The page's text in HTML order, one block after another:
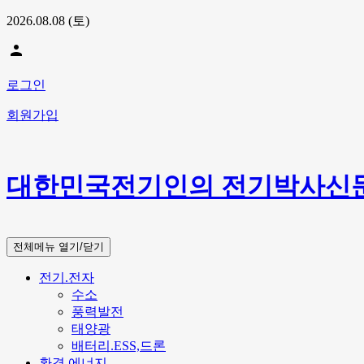
2026.08.08 (토)
person
로그인
회원가입
대한민국전기인의 전기박사신
전체메뉴 열기/닫기
전기.전자
수소
풍력발전
태양광
배터리.ESS,드론